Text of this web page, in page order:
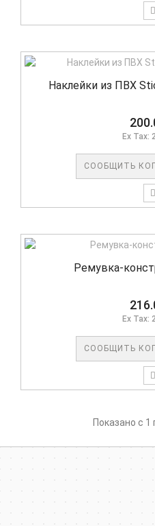
Наклейки из ПВХ
Ex Tax:
СООБЩИТЬ
Ремувка-
Ex Tax:
СООБЩИТЬ
Показано с 1